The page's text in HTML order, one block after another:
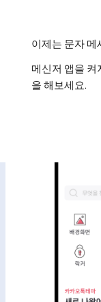
이제는 문자 메
메신저 앱을 켜
을 해보세요.